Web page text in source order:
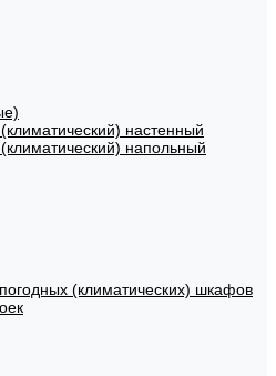
настенный
напольный
(климатических) шкафов